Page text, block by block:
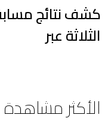
الثلاثة عبر
الأكثر مشاهدة